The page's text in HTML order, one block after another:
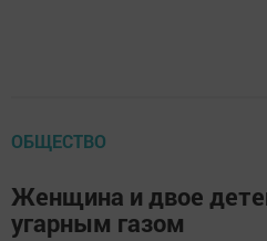
ОБЩЕСТВО
Женщина и двое
угарным газом